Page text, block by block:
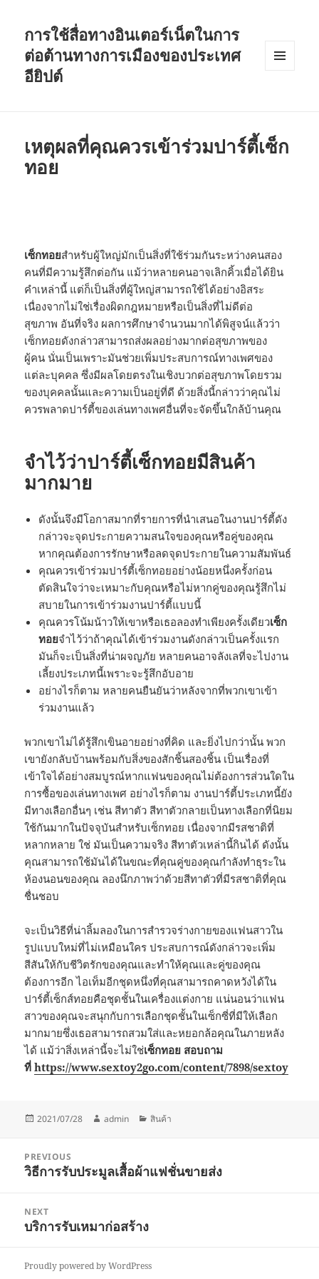
การใช้สื่อทางอินเตอร์เน็ตในการ
ต่อต้านทางการเมืองของประเทศ
อียิปต์
เหตุผลที่คุณควรเข้าร่วมปาร์ตี้เซ็ก
ทอย
เซ็กทอยสำหรับผู้ใหญ่มักเป็นสิ่งที่ใช้ร่วมกันระหว่างคนสอง
คนที่มีความรู้สึกต่อกัน แม้ว่าหลายคนอาจเลิกคิ้วเมื่อได้ยิน
คำเหล่านี้ แต่ก็เป็นสิ่งที่ผู้ใหญ่สามารถใช้ได้อย่างอิสระ
เนื่องจากไม่ใช่เรื่องผิดกฎหมายหรือเป็นสิ่งที่ไม่ดีต่อ
สุขภาพ อันที่จริง ผลการศึกษาจำนวนมากได้พิสูจน์แล้วว่า
เซ็กทอยดังกล่าวสามารถส่งผลอย่างมากต่อสุขภาพของ
ผู้คน นั่นเป็นเพราะมันช่วยเพิ่มประสบการณ์ทางเพศของ
แต่ละบุคคล ซึ่งมีผลโดยตรงในเชิงบวกต่อสุขภาพโดยรวม
ของบุคคลนั้นและความเป็นอยู่ที่ดี ด้วยสิ่งนี้กล่าวว่าคุณไม่
ควรพลาดปาร์ตี้ของเล่นทางเพศอื่นที่จะจัดขึ้นใกล้บ้านคุณ
จำไว้ว่าปาร์ตี้เซ็กทอยมีสินค้า
มากมาย
ดังนั้นจึงมีโอกาสมากที่รายการที่นำเสนอในงานปาร์ตี้ดัง
กล่าวจะจุดประกายความสนใจของคุณหรือคู่ของคุณ
หากคุณต้องการรักษาหรือลดจุดประกายในความสัมพันธ์
คุณควรเข้าร่วมปาร์ตี้เซ็กทอยอย่างน้อยหนึ่งครั้งก่อน
ตัดสินใจว่าจะเหมาะกับคุณหรือไม่หากคู่ของคุณรู้สึกไม่
สบายในการเข้าร่วมงานปาร์ตี้แบบนี้
คุณควรโน้มน้าวให้เขาหรือเธอลองทำเพียงครั้งเดียวเซ็ก
ทอยจำไว้ว่าถ้าคุณได้เข้าร่วมงานดังกล่าวเป็นครั้งแรก
มันก็จะเป็นสิ่งที่น่าผจญภัย หลายคนอาจลังเลที่จะไปงาน
เลี้ยงประเภทนี้เพราะจะรู้สึกอับอาย
อย่างไรก็ตาม หลายคนยืนยันว่าหลังจากที่พวกเขาเข้า
ร่วมงานแล้ว
พวกเขาไม่ได้รู้สึกเขินอายอย่างที่คิด และยิ่งไปกว่านั้น พวก
เขายังกลับบ้านพร้อมกับสิ่งของสักชิ้นสองชิ้น เป็นเรื่องที่
เข้าใจได้อย่างสมบูรณ์หากแฟนของคุณไม่ต้องการส่วนใดใน
การซื้อของเล่นทางเพศ อย่างไรก็ตาม งานปาร์ตี้ประเภทนี้ยัง
มีทางเลือกอื่นๆ เช่น สีทาตัว สีทาตัวกลายเป็นทางเลือกที่นิยม
ใช้กันมากในปัจจุบันสำหรับเซ็กทอย เนื่องจากมีรสชาติที่
หลากหลาย ใช่ มันเป็นความจริง สีทาตัวเหล่านี้กินได้ ดังนั้น
คุณสามารถใช้มันได้ในขณะที่คุณคู่ของคุณกำลังทำธุระใน
ห้องนอนของคุณ ลองนึกภาพว่าด้วยสีทาตัวที่มีรสชาติที่คุณ
ชื่นชอบ
จะเป็นวิธีที่น่าลิ้มลองในการสำรวจร่างกายของแฟนสาวใน
รูปแบบใหม่ที่ไม่เหมือนใคร ประสบการณ์ดังกล่าวจะเพิ่ม
สีสันให้กับชีวิตรักของคุณและทำให้คุณและคู่ของคุณ
ต้องการอีก ไอเท็มอีกชุดหนึ่งที่คุณสามารถคาดหวังได้ใน
ปาร์ตี้เซ็กส์ทอยคือชุดชั้นในเครื่องแต่งกาย แน่นอนว่าแฟน
สาวของคุณจะสนุกกับการเลือกชุดชั้นในเซ็กซี่ที่มีให้เลือก
มากมายซึ่งเธอสามารถสวมใส่และหยอกล้อคุณในภายหลัง
ได้ แม้ว่าสิ่งเหล่านี้จะไม่ใช่เซ็กทอย สอบถาม
ที่https://www.sextoy2go.com/content/7898/sextoy
Posted
2021/07/28 Author
admin Categories
สินค้า
navigation
PREVIOUS
Previous
วิธีการรับประมูลเสื้อผ้าแฟชั่นขายส่ง
NEXT
Next
บริการรับเหมาก่อสร้าง
Proudly powered by WordPress